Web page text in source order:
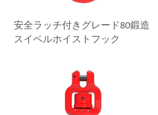
安全ラッチ付きグレード80鍛造
スイベルホイストフック